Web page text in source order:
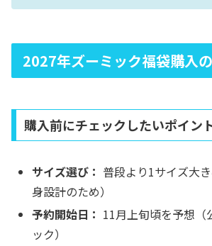
2027年ズーミック福袋購入
購入前にチェックしたいポイン
サイズ選び： 普段より1サイズ大
身設計のため）
予約開始日： 11月上旬頃を予想（
ック）